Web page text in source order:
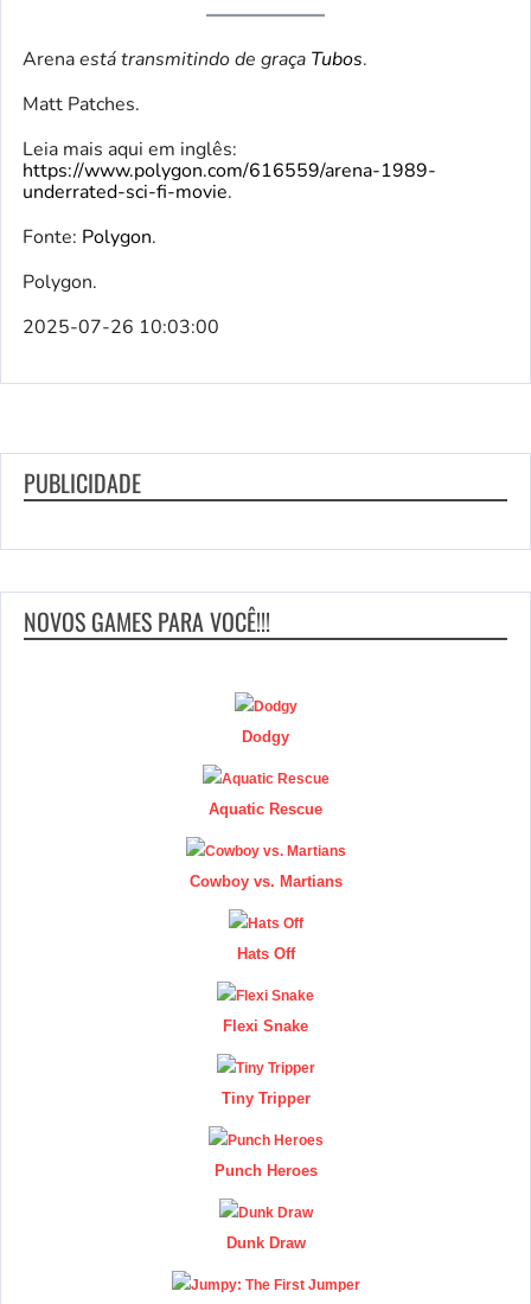
Arenaestá transmitindo de graça Tubos.
Matt Patches.
Leia mais aqui em inglês:
https://www.polygon.com/616559/arena-1989-
underrated-sci-fi-movie.
Fonte: Polygon.
Polygon.
2025-07-26 10:03:00
PUBLICIDADE
NOVOS GAMES PARA VOCÊ!!!
Dodgy
Aquatic Rescue
Cowboy vs. Martians
Hats Off
Flexi Snake
Tiny Tripper
Punch Heroes
Dunk Draw